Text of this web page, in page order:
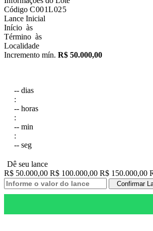
Código C001L025
Lance Inicial
Início às
Término às
Localidade
Incremento mín. R$ 50.000,00
-- dias
:
-- horas
:
-- min
:
-- seg
Dê seu lance
R$ 50.000,00 R$ 100.000,00 R$ 150.000,00
Confirmar